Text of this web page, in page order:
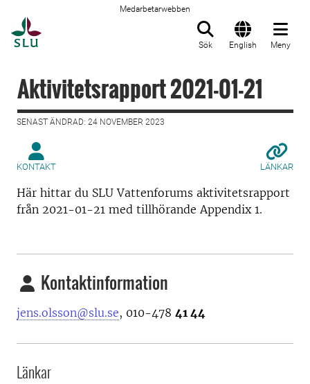
Medarbetarwebben
Sök English Meny
Aktivitetsrapport 2021-01-21
SENAST ÄNDRAD: 24 NOVEMBER 2023
KONTAKT LÄNKAR
Här hittar du SLU Vattenforums aktivitetsrapport
från 2021-01-21 med tillhörande Appendix 1.
Kontaktinformation
jens.olsson@slu.se, 010-478 41 44
Länkar